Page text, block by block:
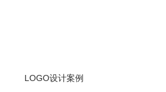
LOGO设计案例